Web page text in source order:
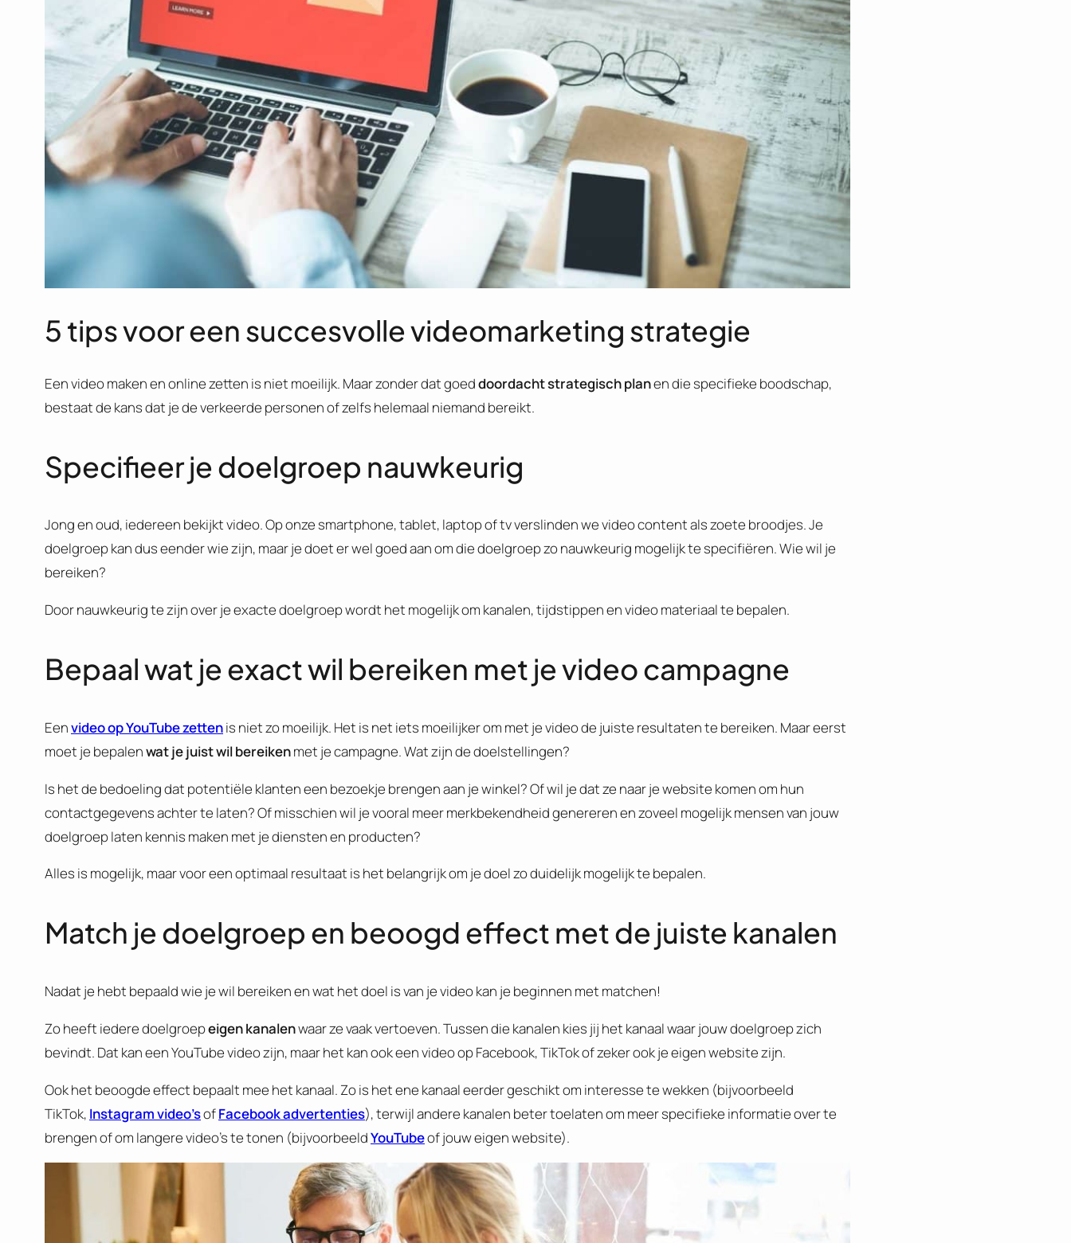
5 tips voor een succesvolle videomarketing strategie
Een video maken en online zetten is niet moeilijk. Maar zonder dat goeddoordacht strategisch planen die specifieke boodschap,
bestaat de kans dat je de verkeerde personen of zelfs helemaal niemand bereikt.
Specifieer je doelgroep nauwkeurig
Jong en oud, iedereen bekijkt video. Op onze smartphone, tablet, laptop of tv verslinden we video content als zoete broodjes. Je
doelgroep kan dus eender wie zijn, maar je doet er wel goed aan om die doelgroep zo nauwkeurig mogelijk te specifiëren. Wie wil je
bereiken?
Door nauwkeurig te zijn over je exacte doelgroep wordt het mogelijk om kanalen, tijdstippen en video materiaal te bepalen.
Bepaal wat je exact wil bereiken met je video campagne
Eenvideo op YouTube zettenis niet zo moeilijk. Het is net iets moeilijker om met je video de juiste resultaten te bereiken. Maar eerst
moet je bepalenwat je juist wil bereikenmet je campagne. Wat zijn de doelstellingen?
Is het de bedoeling dat potentiële klanten een bezoekje brengen aan je winkel? Of wil je dat ze naar je website komen om hun
contactgegevens achter te laten? Of misschien wil je vooral meer merkbekendheid genereren en zoveel mogelijk mensen van jouw
doelgroep laten kennis maken met je diensten en producten?
Alles is mogelijk, maar voor een optimaal resultaat is het belangrijk om je doel zo duidelijk mogelijk te bepalen.
Match je doelgroep en beoogd effect met de juiste kanalen
Nadat je hebt bepaald wie je wil bereiken en wat het doel is van je video kan je beginnen met matchen!
Zo heeft iedere doelgroepeigen kanalenwaar ze vaak vertoeven. Tussen die kanalen kies jij het kanaal waar jouw doelgroep zich
bevindt. Dat kan een YouTube video zijn, maar het kan ook een video op Facebook, TikTok of zeker ook je eigen website zijn.
Ook het beoogde effect bepaalt mee het kanaal. Zo is het ene kanaal eerder geschikt om interesse te wekken (bijvoorbeeld
TikTok, Instagram video’sofFacebook advertenties), terwijl andere kanalen beter toelaten om meer specifieke informatie over te
brengen of om langere video’s te tonen (bijvoorbeeldYouTubeof jouw eigen website).